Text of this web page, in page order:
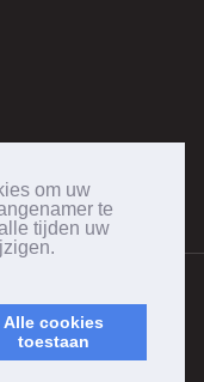
om uw
te
tijden uw
Alle cookies
toestaan